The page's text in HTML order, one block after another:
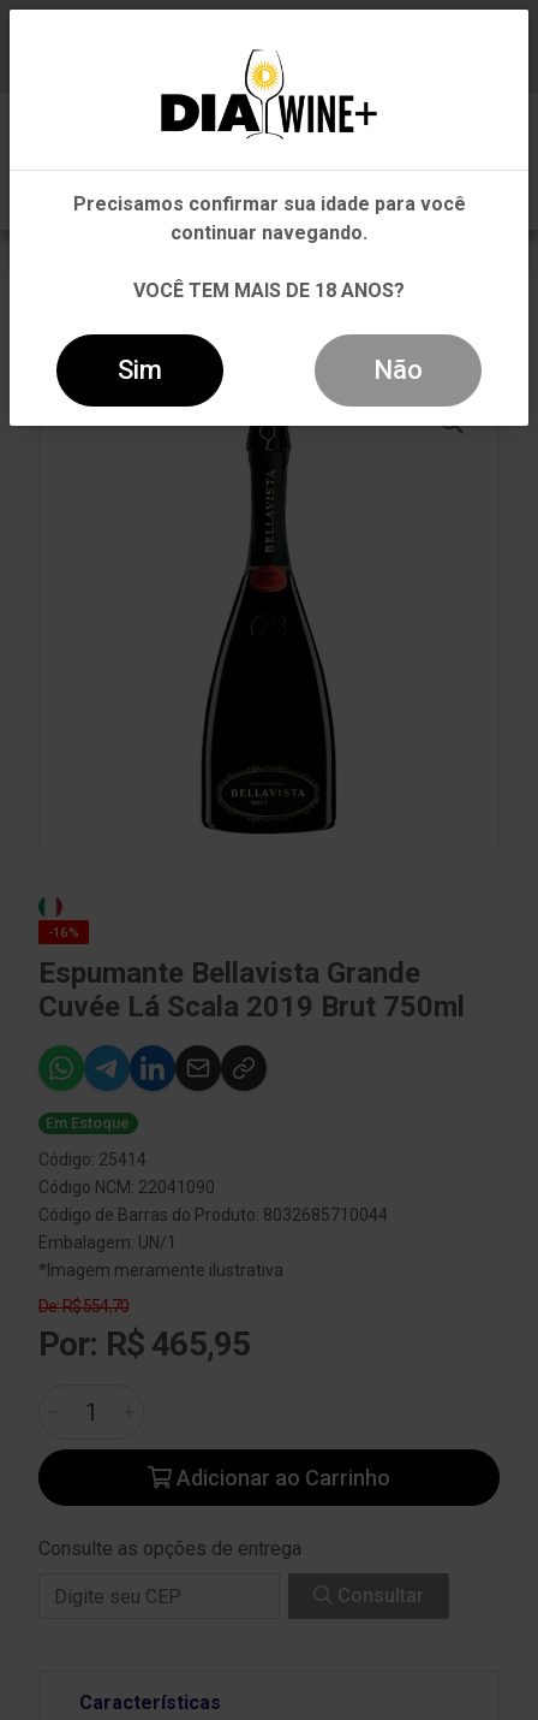
GARRAFA 750ML
2019 BRUT 750ML
-16%
Espumante Bellavista Grande
Cuvée Lá Scala 2019 Brut 750ml
Em Estoque
Código: 25414
Código NCM: 22041090
Código de Barras do Produto: 8032685710044
Embalagem: UN/1
*Imagem meramente ilustrativa
De: R$ 554,70
Por: R$ 465,95
Adicionar ao Carrinho
Consulte as opções de entrega
Consultar
Características
Em que Estado você está?
Pernambuco
Outros Estados
Precisamos confirmar sua idade para você
continuar navegando.
VOCÊ TEM MAIS DE 18 ANOS?
Sim Não